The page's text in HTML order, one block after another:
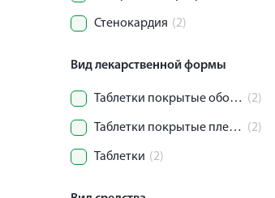
Стенокардия (2)
Вид лекарственной формы
Таблетки покрытые оболочкой (2)
Таблетки покрытые пленочной оболочкой (2)
Таблетки (2)